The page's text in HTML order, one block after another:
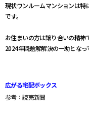
現状ワンルームマンションは特
です。
お住まいの方は譲り合いの精神
2024年問題解解決の一助となっ
広がる宅配ボックス
参考：読売新聞